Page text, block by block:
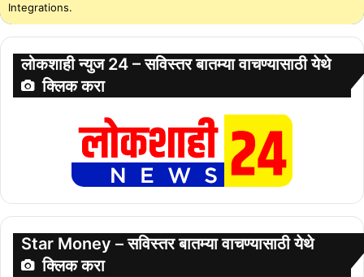
Integrations.
लोकशाही न्युज 24 – सविस्तर बातम्या वाचण्यासाठी येथे
क्लिक करा
Star Money – सविस्तर बातम्या वाचण्यासाठी येथे
क्लिक करा